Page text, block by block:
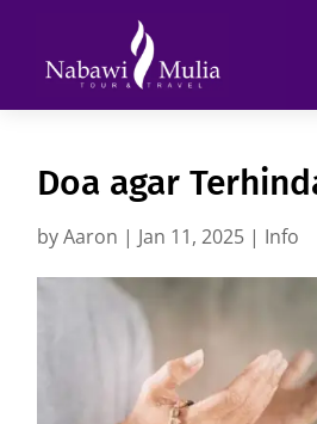
Doa agar
byAaron | Jan 11, 2025 | Info